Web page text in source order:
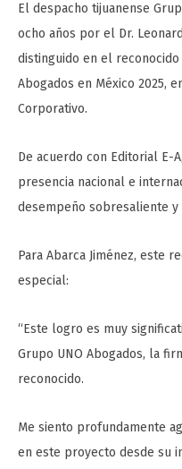
El despacho tijuanense
ocho años por el Dr.
distinguido en el reconocido
Abogados en México 2025,
Corporativo.
De acuerdo con Editorial E-
presencia nacional e
desempeño sobresaliente
Para Abarca Jiménez, este
especial:
“Este logro es muy
Grupo UNO Abogados, la
reconocido.
Me siento profundamente
en este proyecto desde su